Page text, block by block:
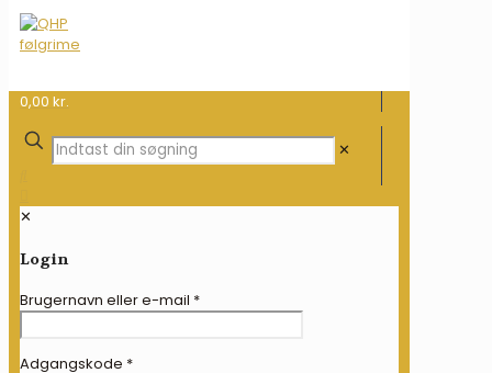
0,00 kr.
✕
✕
Login
Brugernavn eller e-mail *
Adgangskode *